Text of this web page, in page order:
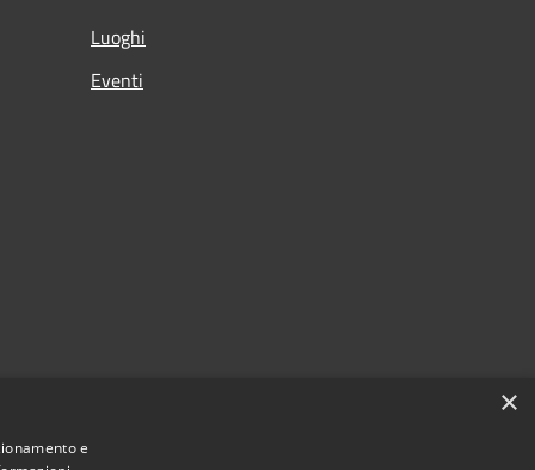
Luoghi
Eventi
×
e